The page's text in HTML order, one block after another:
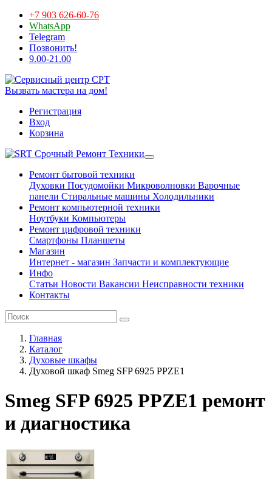
+7 903 626-60-76
WhatsApp
Telegram
Позвонить!
9.00-21.00
Вызвать мастера на дом!
Регистрация
Вход
Корзина
Срочный Ремонт Техники
Ремонт бытовой техники
Духовки Посудомойки Микроволновки Варочные
панели Стиральные машины Холодильники
Ремонт компьютерной техники
Ноутбуки Компьютеры
Ремонт цифровой техники
Смартфоны Планшеты
Магазин
Интернет - магазин Запчасти и комплектующие
Инфо
Статьи Новости Вакансии Неисправности техники
Контакты
Главная
Каталог
Духовые шкафы
Духовой шкаф Smeg SFP 6925 PPZE1
Smeg SFP 6925 PPZE1 ремонт
и диагностика